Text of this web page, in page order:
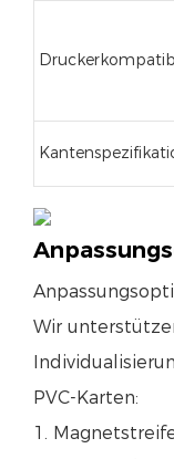
Wir
PVC-Karten:
1.